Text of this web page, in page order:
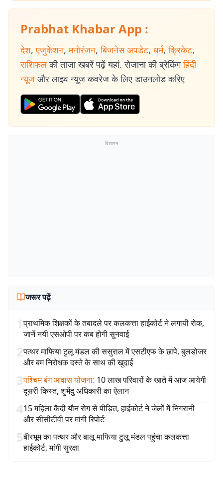
Prabhat Khabar App :
देश, एजुकेशन, मनोरंजन, बिजनेस अपडेट, धर्म, क्रिकेट,
राशिफल की ताजा खबरें पढ़ें यहां. रोजाना की ब्रेकिंग हिंदी
न्यूज और लाइव न्यूज कवरेज के लिए डाउनलोड करिए
विज्ञापन
जरूर पढ़ें
1प्राथमिक शिक्षकों के तबादले पर कलकत्ता हाईकोर्ट ने लगायी रोक,
जानें नयी एसओपी पर कब होगी सुनवाई
2पत्थर माफिया टुलू मंडल की ससुराल में एसटीएफ के छापे, बुलडोजर
और बम निरोधक दस्ते के साथ की खुदाई
3पश्चिम बंग आवास योजना: 10 लाख परिवारों के खाते में आज आयेगी
दूसरी किस्त, शुभेंदु अधिकारी का ऐलान
415 महिला कैदी यौन रोग से पीड़ित, हाईकोर्ट ने जेलों में निगरानी
और सीसीटीवी पर मांगी रिपोर्ट
5बीरभूम का पत्थर और बालू माफिया टुलू मंडल पहुंचा कलकत्ता
हाईकोर्ट, मांगी सुरक्षा